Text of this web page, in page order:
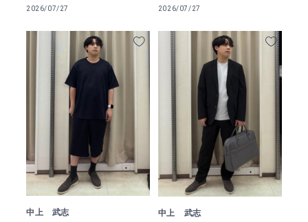
2026/07/27 2026/07/27
中上 武志 中上 武志